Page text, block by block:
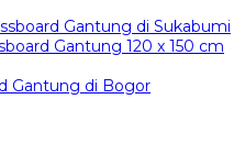
Gantung di Sukabumi
Gantung 120 x 150 cm
Gantung di Bogor